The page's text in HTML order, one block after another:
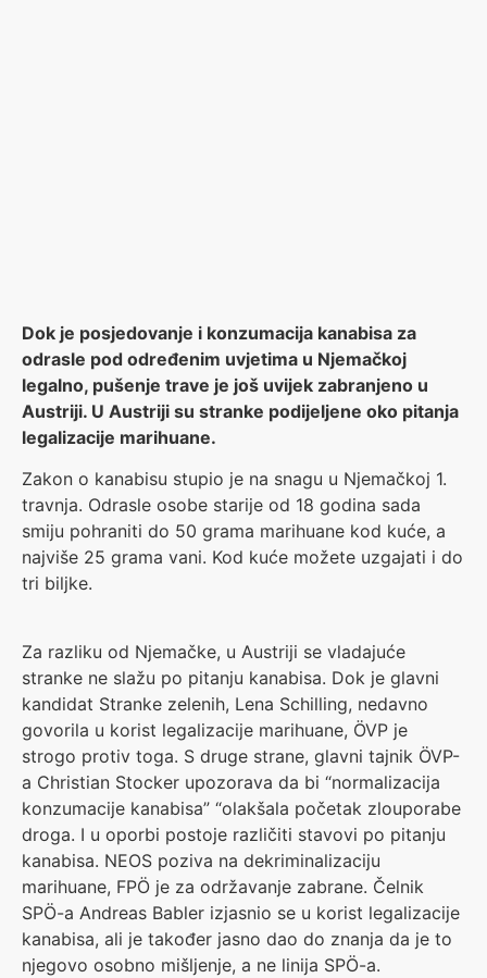
Dok je posjedovanje i konzumacija kanabisa za
odrasle pod određenim uvjetima u Njemačkoj
legalno, pušenje trave je još uvijek zabranjeno u
Austriji. U Austriji su stranke podijeljene oko pitanja
legalizacije marihuane.
Zakon o kanabisu stupio je na snagu u Njemačkoj 1.
travnja. Odrasle osobe starije od 18 godina sada
smiju pohraniti do 50 grama marihuane kod kuće, a
najviše 25 grama vani. Kod kuće možete uzgajati i do
tri biljke.
Za razliku od Njemačke, u Austriji se vladajuće
stranke ne slažu po pitanju kanabisa. Dok je glavni
kandidat Stranke zelenih, Lena Schilling, nedavno
govorila u korist legalizacije marihuane, ÖVP je
strogo protiv toga. S druge strane, glavni tajnik ÖVP-
a Christian Stocker upozorava da bi “normalizacija
konzumacije kanabisa” “olakšala početak zlouporabe
droga. I u oporbi postoje različiti stavovi po pitanju
kanabisa. NEOS poziva na dekriminalizaciju
marihuane, FPÖ je za održavanje zabrane. Čelnik
SPÖ-a Andreas Babler izjasnio se u korist legalizacije
kanabisa, ali je također jasno dao do znanja da je to
njegovo osobno mišljenje, a ne linija SPÖ-a.